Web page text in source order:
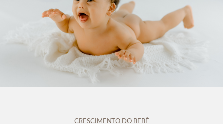
CRESCIMENTO DO BEBÊ